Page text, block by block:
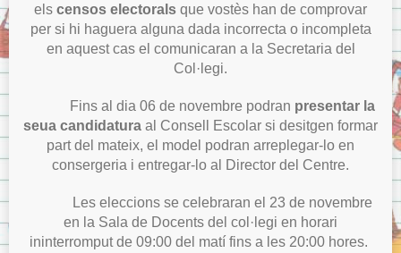
els censos electorals que vostès han de comprovar
per si hi haguera alguna dada incorrecta o incompleta
en aquest cas el comunicaran a la Secretaria del
Col·legi.
Fins al dia 06 de novembre podran presentar la
seua candidatura al Consell Escolar si desitgen formar
part del mateix, el model podran arreplegar-lo en
consergeria i entregar-lo al Director del Centre.
Les eleccions se celebraran el 23 de novembre
en la Sala de Docents del col·legi en horari
ininterromput de 09:00 del matí fins a les 20:00 hores.